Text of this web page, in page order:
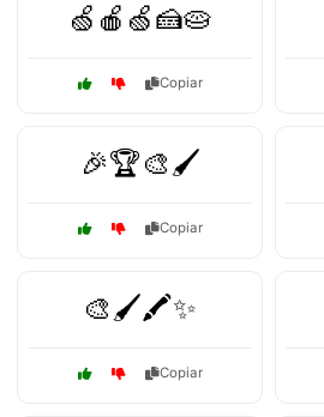
🍏🍎🍏🍰🥧
Copiar
🎉🏆🎨🖌️
Copiar
🎨🖌️🖍️✨
Copiar